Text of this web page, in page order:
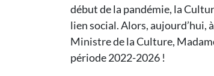
début de la pandémie, la
lien social. Alors, aujourd’hui,
Ministre de la Culture,
période 2022-2026 !